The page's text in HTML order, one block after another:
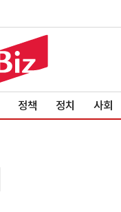
정책 정치 사회